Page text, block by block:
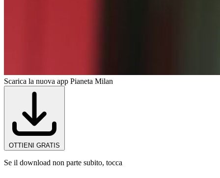
Scarica la nuova app Pianeta Milan
OTTIENI GRATIS
Se il download non parte subito, tocca